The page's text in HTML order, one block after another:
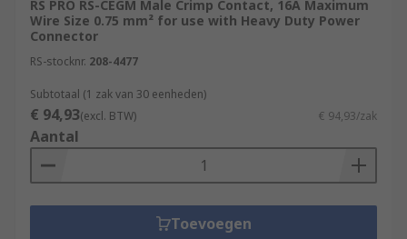
RS PRO RS-CEGM Male Crimp Contact, 16A Maximum
Wire Size 0.75 mm² for use with Heavy Duty Power
Connector
RS-stocknr. 208-4477
Subtotaal (1 zak van 30 eenheden)
€ 94,93(excl. BTW) € 94,93/zak
Aantal
Toevoegen